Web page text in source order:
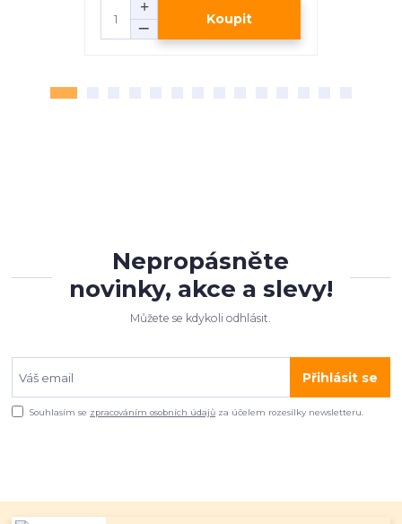
Koupit
Nepropásněte
novinky, akce a slevy!
Můžete se kdykoli odhlásit.
Přihlásit se
Souhlasím se zpracováním osobních údajů za účelem rozesílky newsletteru.